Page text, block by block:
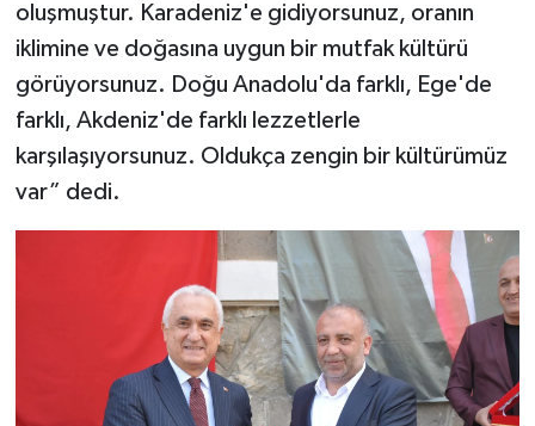
oluşmuştur. Karadeniz'e gidiyorsunuz, oranın
iklimine ve doğasına uygun bir mutfak kültürü
görüyorsunuz. Doğu Anadolu'da farklı, Ege'de
farklı, Akdeniz'de farklı lezzetlerle
karşılaşıyorsunuz. Oldukça zengin bir kültürümüz
var” dedi.